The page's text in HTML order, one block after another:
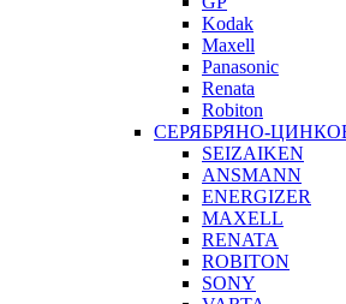
Kodak
Maxell
Panasonic
Renata
Robiton
СЕРЯБРЯНО-
SEIZAIKEN
ANSMANN
ENERGIZER
MAXELL
RENATA
ROBITON
SONY